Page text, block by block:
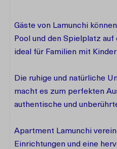
Gäste von Lamunchi
Pool und den Spielplatz
ideal für Familien mit
Die ruhige und natürliche
macht es zum perfekten
authentische und
Apartment Lamunchi
Einrichtungen und eine